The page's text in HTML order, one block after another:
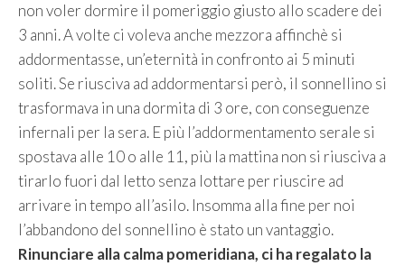
non voler dormire il pomeriggio giusto allo scadere dei
3 anni. A volte ci voleva anche mezzora affinchè si
addormentasse, un’eternità in confronto ai 5 minuti
soliti. Se riusciva ad addormentarsi però, il sonnellino si
trasformava in una dormita di 3 ore, con conseguenze
infernali per la sera. E più l’addormentamento serale si
spostava alle 10 o alle 11, più la mattina non si riusciva a
tirarlo fuori dal letto senza lottare per riuscire ad
arrivare in tempo all’asilo. Insomma alla fine per noi
l’abbandono del sonnellino è stato un vantaggio.
Rinunciare alla calma pomeridiana, ci ha regalato la